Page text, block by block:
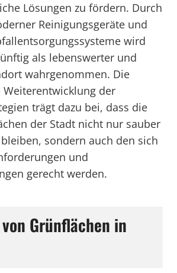
Lösungen zu fördern. Durch
Reinigungsgeräte und
wird
als lebenswerter und
wahrgenommen. Die
der
trägt dazu bei, dass die
der Stadt nicht nur sauber
sondern auch den sich
und
gerecht werden.
Grünflächen in